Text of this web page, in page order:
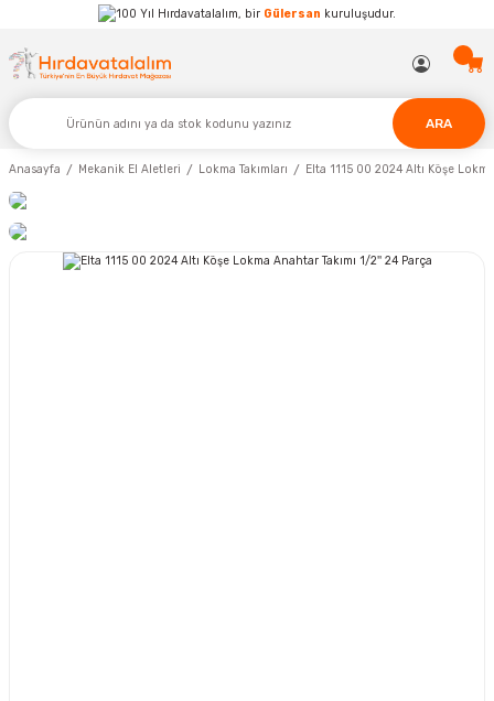
Hırdavatalalım, bir Gülersan kuruluşudur.
ARA
Anasayfa Mekanik El Aletleri Lokma Takımları Elta 1115 00 2024 Altı Köşe